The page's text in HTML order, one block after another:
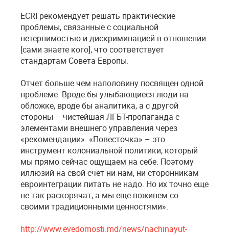
ECRI рекомендует решать практические
проблемы, связанные с социальной
нетерпимостью и дискриминацией в отношении
[сами знаете кого], что соответствует
стандартам Совета Европы.
Отчет больше чем наполовину посвящен одной
проблеме. Вроде бы улыбающиеся люди на
обложке, вроде бы аналитика, а с другой
стороны – чистейшая ЛГБТ-пропаганда с
элементами внешнего управления через
«рекомендации». «Повесточка» – это
инструмент колониальной политики, который
мы прямо сейчас ощущаем на себе. Поэтому
иллюзий на свой счёт ни нам, ни сторонникам
евроинтеграции питать не надо. Но их точно еще
не так раскорячат, а мы еще поживем со
своими традиционными ценностями».
http://www.evedomosti.md/news/nachinayut-